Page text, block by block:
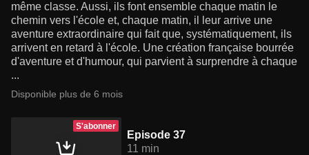
même classe. Aussi, ils font ensemble chaque matin le
chemin vers l'école et, chaque matin, il leur arrive une
aventure extraordinaire qui fait que, systématiquement, ils
arrivent en retard à l'école. Une création française bourrée
d'aventure et d'humour, qui parvient à surprendre à chaque
...
Disponible plus de 6 mois
S'abonner
Episode 37
11 min